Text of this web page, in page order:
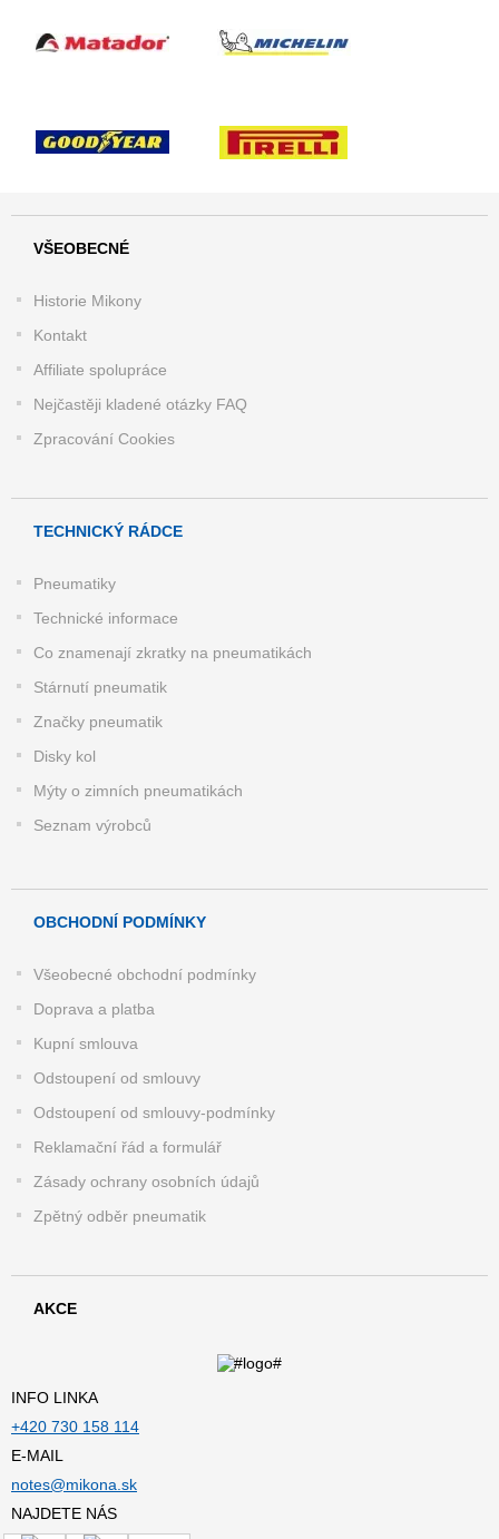
VŠEOBECNÉ
Historie Mikony
Kontakt
Affiliate spolupráce
Nejčastěji kladené otázky FAQ
Zpracování Cookies
TECHNICKÝ RÁDCE
Pneumatiky
Technické informace
Co znamenají zkratky na pneumatikách
Stárnutí pneumatik
Značky pneumatik
Disky kol
Mýty o zimních pneumatikách
Seznam výrobců
OBCHODNÍ PODMÍNKY
Všeobecné obchodní podmínky
Doprava a platba
Kupní smlouva
Odstoupení od smlouvy
Odstoupení od smlouvy-podmínky
Reklamační řád a formulář
Zásady ochrany osobních údajů
Zpětný odběr pneumatik
AKCE
INFO LINKA
+420 730 158 114
E-MAIL
notes@mikona.sk
NAJDETE NÁS